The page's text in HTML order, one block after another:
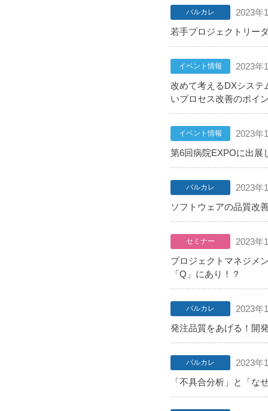
バルカレ
2023年
若手プロジェクトリー
イベント情報
2023年
改めて考えるDXシステ
いプロセス改善のポイ
イベント情報
2023年
第6回病院EXPOに出展
バルカレ
2023年
ソフトウェアの品質改
セミナー
2023年
プロジェクトマネジメ
「Q」にあり！？
バルカレ
2023年
発注品質をあげる！開
バルカレ
2023年
「不具合分析」と「な